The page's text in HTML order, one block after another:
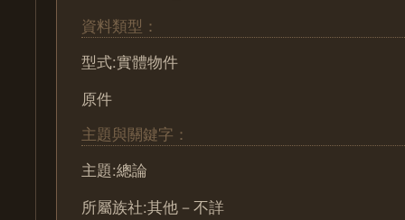
資料類型：
型式:實體物件
原件
主題與關鍵字：
主題:總論
所屬族社:其他－不詳